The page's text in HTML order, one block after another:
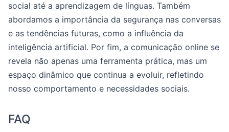
social até a aprendizagem de línguas. Também
abordamos a importância da segurança nas conversas
e as tendências futuras, como a influência da
inteligência artificial. Por fim, a comunicação online se
revela não apenas uma ferramenta prática, mas um
espaço dinâmico que continua a evoluir, refletindo
nosso comportamento e necessidades sociais.
FAQ